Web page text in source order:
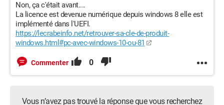
Non, ça c'était avant....
La licence est devenue numérique depuis windows 8 elle est
implémenté dans l'UEFI.
https://lecrabeinfo.net/retrouver-sa-cle-de-produit-
windows.html#pc-avec-windows-10-ou-81
Commenter 0
Vous n’avez pas trouvé la réponse que vous recherchez